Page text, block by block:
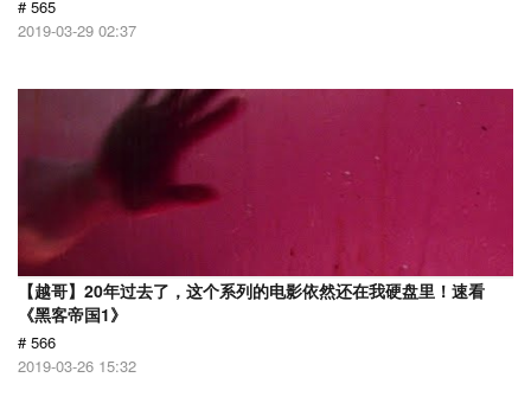
# 565
2019-03-29 02:37
【越哥】20年过去了，这个系列的电影依然还在我硬盘里！速看
《黑客帝国1》
# 566
2019-03-26 15:32